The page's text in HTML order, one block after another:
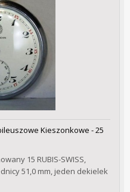
Kieszonkowe - 25
15 RUBIS-SWISS,
51,0 mm, jeden dekielek